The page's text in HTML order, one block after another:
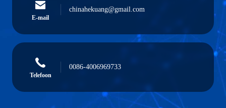
E-mail
chinahekuang@gmail.com
Telefoon
0086-4006969733